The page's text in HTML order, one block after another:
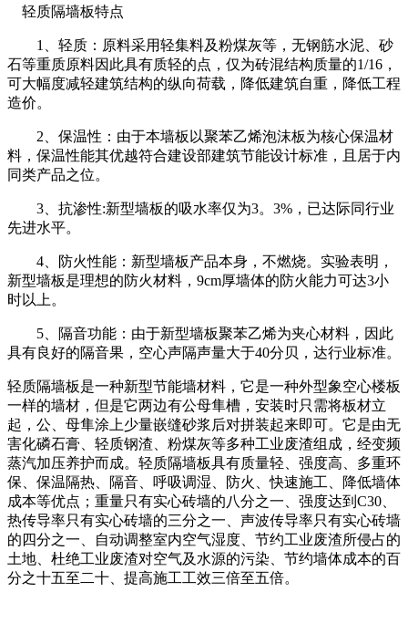
轻质隔墙板特点
1、轻质：原料采用轻集料及粉煤灰等，无钢筋水泥、砂
石等重质原料因此具有质轻的点，仅为砖混结构质量的1/16，
可大幅度减轻建筑结构的纵向荷载，降低建筑自重，降低工程
造价。
2、保温性：由于本墙板以聚苯乙烯泡沫板为核心保温材
料，保温性能其优越符合建设部建筑节能设计标准，且居于内
同类产品之位。
3、抗渗性:新型墙板的吸水率仅为3。3%，已达际同行业
先进水平。
4、防火性能：新型墙板产品本身，不燃烧。实验表明，
新型墙板是理想的防火材料，9cm厚墙体的防火能力可达3小
时以上。
5、隔音功能：由于新型墙板聚苯乙烯为夹心材料，因此
具有良好的隔音果，空心声隔声量大于40分贝，达行业标准。
轻质隔墙板是一种新型节能墙材料，它是一种外型象空心楼板
一样的墙材，但是它两边有公母隼槽，安装时只需将板材立
起，公、母隼涂上少量嵌缝砂浆后对拼装起来即可。它是由无
害化磷石膏、轻质钢渣、粉煤灰等多种工业废渣组成，经变频
蒸汽加压养护而成。轻质隔墙板具有质量轻、强度高、多重环
保、保温隔热、隔音、呼吸调湿、防火、快速施工、降低墙体
成本等优点；重量只有实心砖墙的八分之一、强度达到C30、
热传导率只有实心砖墙的三分之一、声波传导率只有实心砖墙
的四分之一、自动调整室内空气湿度、节约工业废渣所侵占的
土地、杜绝工业废渣对空气及水源的污染、节约墙体成本的百
分之十五至二十、提高施工工效三倍至五倍。